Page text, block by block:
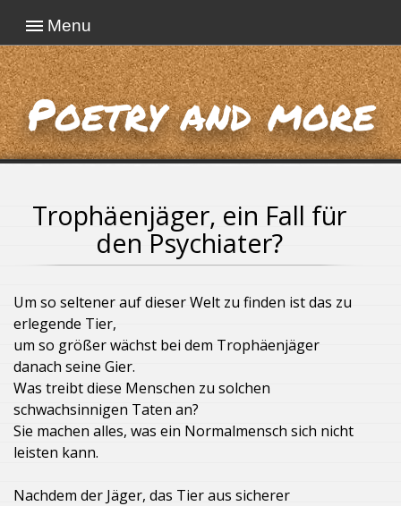
Menu
Poetry and more
Trophäenjäger, ein Fall für
den Psychiater?
Um so seltener auf dieser Welt zu finden ist das zu
erlegende Tier,
um so größer wächst bei dem Trophäenjäger
danach seine Gier.
Was treibt diese Menschen zu solchen
schwachsinnigen Taten an?
Sie machen alles, was ein Normalmensch sich nicht
leisten kann.
Nachdem der Jäger, das Tier aus sicherer